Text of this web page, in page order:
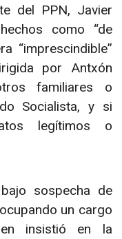
del PPN, Javier
como “de
“imprescindible”
por Antxón
familiares o
Socialista, y si
legítimos o
sospecha de
un cargo
insistió en la